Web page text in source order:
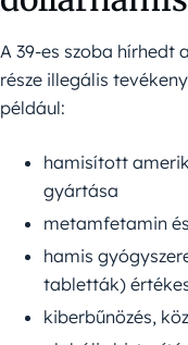
A 39-es szoba hírhedt
része illegális
például:
hamisított
gyártása
metamfetamin
hamis
tabletták)
kiberbűnözés,